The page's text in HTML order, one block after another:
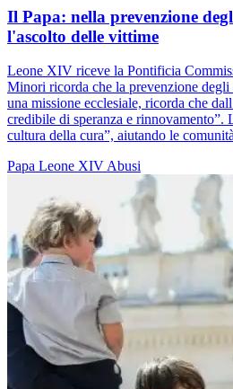
Il Papa: nella prevenzione
l'ascolto delle vittime
Leone XIV riceve la Pontificia
Minori ricorda che la prevenzione degli
una missione ecclesiale, ricorda che
credibile di speranza e rinnovamento”.
cultura della cura”, aiutando le
Papa Leone XIV Abusi